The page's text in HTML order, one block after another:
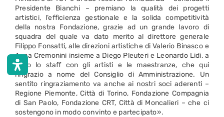
Presidente Bianchi – premiano la qualità dei progetti
artistici, l’efficienza gestionale e la solida competitività
della nostra Fondazione, grazie ad un grande lavoro di
squadra del quale va dato merito al direttore generale
Filippo Fonsatti, alle direzioni artistiche di Valerio Binasco e
Anna Cremonini insieme a Diego Pleuteri e Leonardo Lidi, a
tutto lo staff con gli artisti e le maestranze, che qui
ringrazio a nome del Consiglio di Amministrazione. Un
sentito ringraziamento va anche ai nostri soci aderenti –
Regione Piemonte, Città di Torino, Fondazione Compagnia
di San Paolo, Fondazione CRT, Città di Moncalieri – che ci
sostengono in modo convinto e partecipato».